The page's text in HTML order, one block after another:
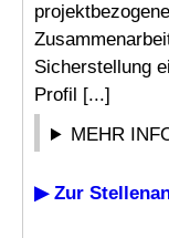
Sicherstellung
Profil [...]
MEHR
▶ Zur